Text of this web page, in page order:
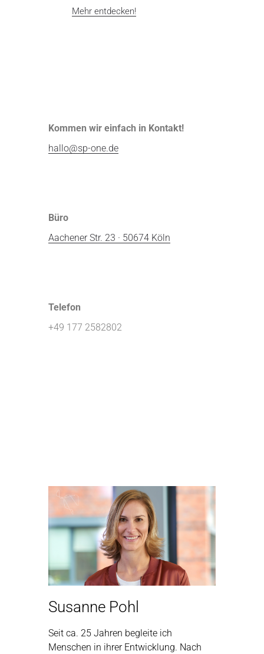
Mehr entdecken!
Kommen wir einfach in Kontakt!
hallo@sp-one.de
Büro
Aachener Str. 23 · 50674 Köln
Telefon
+49 177 2582802
Susanne Pohl
Seit ca. 25 Jahren begleite ich
Menschen in ihrer Entwicklung. Nach